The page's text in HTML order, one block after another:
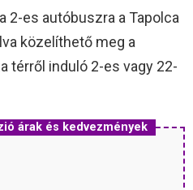
2-es autóbuszra a Tapolca
közelíthető meg a
térről induló 2-es vagy 22-
árak és kedvezmények